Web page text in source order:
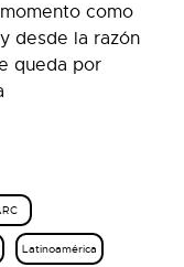
como
desde la razón
queda por
Latinoamérica